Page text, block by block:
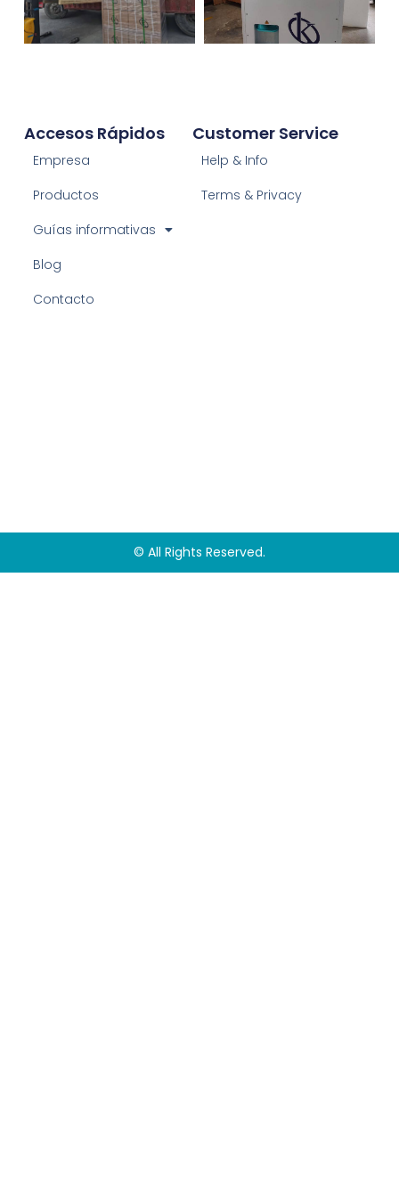
Customer Service
Help & Info
Terms & Privacy
Accesos Rápidos
Empresa
Productos
Guías informativas
Blog
Contacto
© All Rights Reserved.